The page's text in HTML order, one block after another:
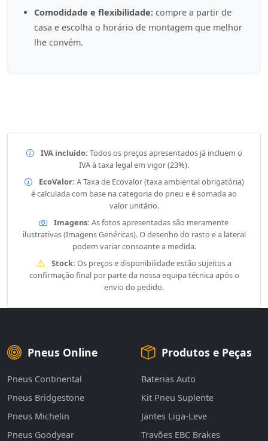
Comodidade e flexibilidade: compre a partir de
casa e escolha o horário de montagem que melhor
lhe convém.
IVA incluído: Todos os preços apresentados já incluem o
IVA à taxa legal em vigor (23%).
EcoValor: A Taxa de Ecovalor (taxa ambiental obrigatória)
é calculada com base na categoria do pneu e é somada ao
valor unitário.
Imagens: As fotos apresentadas são meramente
ilustrativas (Imagens Genéricas). O desenho do rasto e a lateral
podem variar consoante a medida.
Stock: Os preços e disponibilidade estão sujeitos a
confirmação final por parte da nossa equipa técnica após o
envio do pedido.
Pneus Online
Pneus Continental
Pneus Bridgestone
Pneus Michelin
Pneus Goodyear
Produtos e Peças
Baterias Auto
Kit Pneu Suplente
Jantes Liga-Leve
Travões EBC Brakes